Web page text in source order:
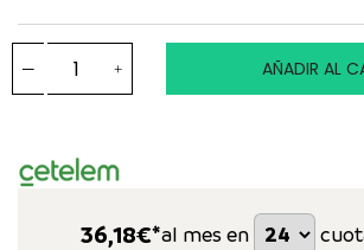
AÑADIR AL
36,18€*al mes en